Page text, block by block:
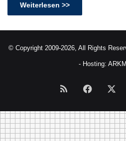
Weiterlesen >>
© Copyright 2009-2026, All Rights
- Hosting:
RSS